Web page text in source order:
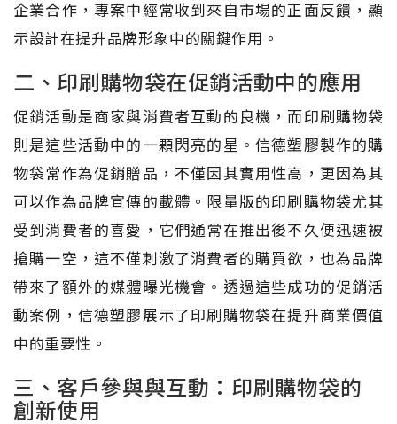
企業合作，專案中經常收到來自市場的正面反饋，顯
示設計在提升品牌形象中的關鍵作用。
二、印刷購物袋在促銷活動中的應用
促銷活動是商家與消費者互動的良機，而印刷購物袋
則是這些活動中的一顆閃亮的星。信德塑膠製作的購
物袋常作為促銷贈品，不僅因其實用性高，更因為其
可以作為品牌宣傳的載體。限量版的印刷購物袋尤其
受到消費者的喜愛，它們通常在推出後不久便迅速被
搶購一空，這不僅刺激了消費者的購買欲，也為品牌
帶來了額外的媒體曝光機會。透過這些成功的促銷活
動案例，信德塑膠展示了印刷購物袋在提升商業價值
中的重要性。
三、客戶參與與互動：印刷購物袋的
創新使用